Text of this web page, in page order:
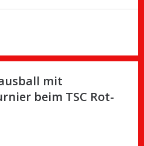
mit
beim TSC Rot-